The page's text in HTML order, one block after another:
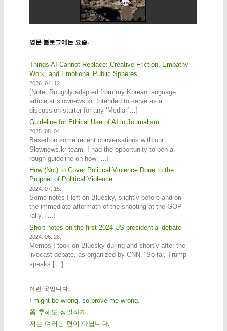
영문 블로그에는 요즘.
Things AI Cannot Replace: Creative Friction, Empathy
Work, and Emotional Public Spheres
2026. 04. 12.
[Note: Roughly adapted from my Korean language
article at slownews.kr. Intended to serve as a
discussion starter for any ‘Media […]
Guideline for Ethical Use of AI in Journalism
2025. 08. 04.
Based on some recent conversations with our
Slownews.kr team, I had the opportunity to pen a
rough guideline on how […]
How (Not) to Cover Political Violence Done to the
Prophet of Political Violence
2024. 07. 15.
Some notes I left on Bluesky, slightly before and on
the immediate aftermath of the shooting at the GOP
rally, […]
Short notes on the first 2024 US presidential debate
2024. 06. 28.
Memos I took on Bluesky during and shortly after the
livecast debate, as organized by CNN. “So far, Trump
speaks […]
이런 곳입니다.
I might be wrong, so prove me wrong.
쫌 추해도,정밀하게.
저는 여러분 편이 아닙니다.